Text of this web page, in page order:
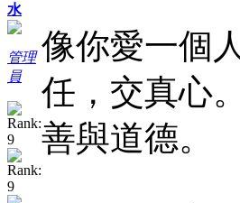
水
管理
員
像你愛一個
任，交真心
善與道德。